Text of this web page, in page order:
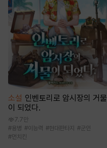
소설 인벤토리로 암시장의 거물
이 되었다.
7.7만
# 용병 #이능력 #현대판타지 #군인
#먼치킨